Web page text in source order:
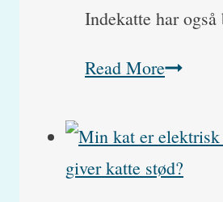
Indekatte har
Read MoreHvilke
skal
min